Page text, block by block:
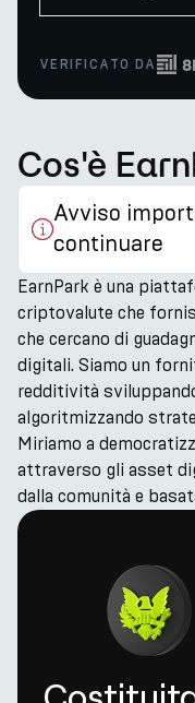
VERIFICATO DA
Cos'è
Avviso
continuare
EarnPark è una
criptovalute che
che cercano di
digitali. Siamo un
redditività
algoritmizzando
Miriamo a
attraverso gli asset
dalla comunità e